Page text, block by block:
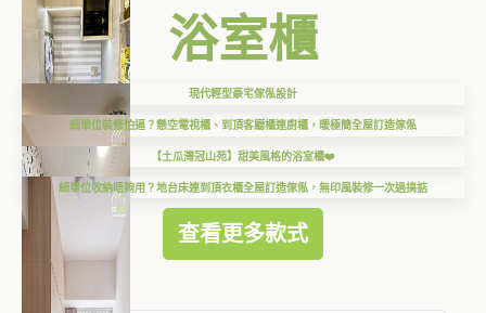
浴室櫃
現代輕型豪宅傢俬設計
細單位裝修怕逼？懸空電視櫃、到頂客廳櫃連廚櫃，暖極簡全屋訂造傢俬
【土瓜灣冠山苑】甜美風格的浴室櫃❤️
細單位收納唔夠用？地台床連到頂衣櫃全屋訂造傢俬，無印風裝修一次過搞掂
查看更多款式